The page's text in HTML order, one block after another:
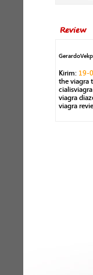
Review
Kirim: 19-
the viagra
viagra
viagra